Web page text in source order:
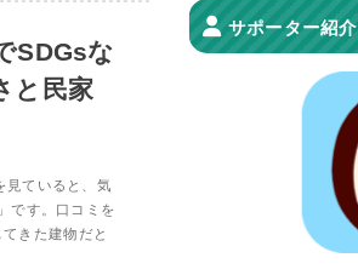
SDGsな
と民家
見ていると、気
です。口コミを
きた建物だと
サポーター紹介